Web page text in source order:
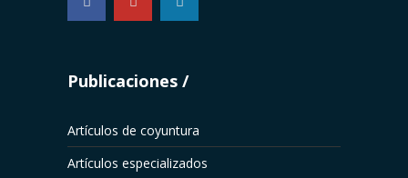
Publicaciones
Artículos de coyuntura
Artículos especializados